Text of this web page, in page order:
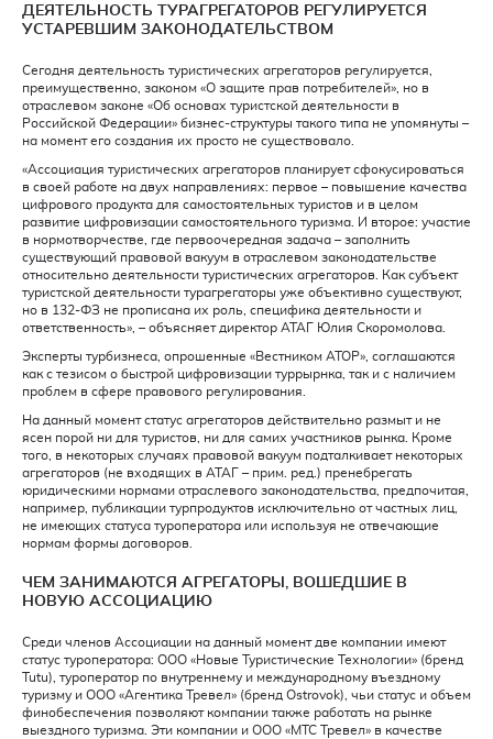
ДЕЯТЕЛЬНОСТЬ ТУРАГРЕГАТОРОВ РЕГУЛИРУЕТСЯ
УСТАРЕВШИМ ЗАКОНОДАТЕЛЬСТВОМ
Сегодня деятельность туристических агрегаторов регулируется,
преимущественно, законом «О защите прав потребителей», но в
отраслевом законе «Об основах туристской деятельности в
Российской Федерации» бизнес-структуры такого типа не упомянуты –
на момент его создания их просто не существовало.
«Ассоциация туристических агрегаторов планирует сфокусироваться
в своей работе на двух направлениях: первое – повышение качества
цифрового продукта для самостоятельных туристов и в целом
развитие цифровизации самостоятельного туризма. И второе: участие
в нормотворчестве, где первоочередная задача – заполнить
существующий правовой вакуум в отраслевом законодательстве
относительно деятельности туристических агрегаторов. Как субъект
туристской деятельности турагрегаторы уже объективно существуют,
но в 132-ФЗ не прописана их роль, специфика деятельности и
ответственность», – объясняет директор АТАГ Юлия Скоромолова.
Эксперты турбизнеса, опрошенные «Вестником АТОР», соглашаются
как с тезисом о быстрой цифровизации туррырнка, так и с наличием
проблем в сфере правового регулирования.
На данный момент статус агрегаторов действительно размыт и не
ясен порой ни для туристов, ни для самих участников рынка. Кроме
того, в некоторых случаях правовой вакуум подталкивает некоторых
агрегаторов (не входящих в АТАГ – прим. ред.) пренебрегать
юридическими нормами отраслевого законодательства, предпочитая,
например, публикации турпродуктов исключительно от частных лиц,
не имеющих статуса туроператора или используя не отвечающие
нормам формы договоров.
ЧЕМ ЗАНИМАЮТСЯ АГРЕГАТОРЫ, ВОШЕДШИЕ В
НОВУЮ АССОЦИАЦИЮ
Среди членов Ассоциации на данный момент две компании имеют
статус туроператора: ООО «Новые Туристические Технологии» (бренд
Tutu), туроператор по внутреннему и международному въездному
туризму и ООО «Агентика Тревел» (бренд Ostrovok), чьи статус и объем
финобеспечения позволяют компании также работать на рынке
выездного туризма. Эти компании и ООО «МТС Тревел» в качестве